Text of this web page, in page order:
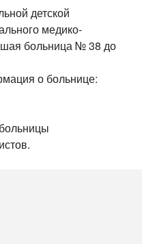
детской
медико-
больница № 38 до
о больнице: